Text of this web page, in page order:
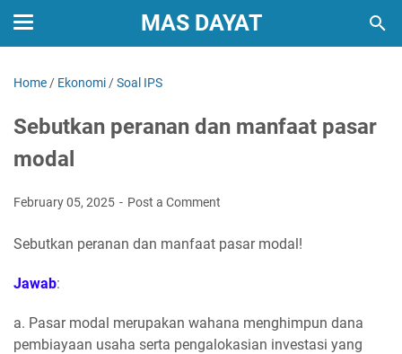
MAS DAYAT
Home / Ekonomi /Soal IPS
Sebutkan peranan dan manfaat pasar
modal
February 05, 2025 Post a Comment
Sebutkan peranan dan manfaat pasar modal!
Jawab:
a. Pasar modal merupakan wahana menghimpun dana
pembiayaan usaha serta pengalokasian investasi yang